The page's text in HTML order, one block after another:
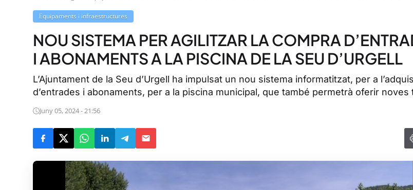
Equipaments i infraestructures
NOU SISTEMA PER AGILITZAR LA COMPRA
I ABONAMENTS A LA PISCINA DE LA SEU D’URGELL
L’Ajuntament de la Seu d’Urgell ha impulsat un nou sistema informatitzat, per a
d’entrades i abonaments, per a la piscina municipal, que també permetrà oferir noves
Juny 05, 2024 - 21:56